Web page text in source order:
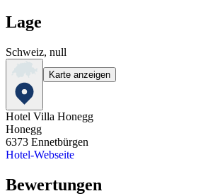
Lage
Schweiz, null
Karte anzeigen
Hotel Villa Honegg
Honegg
6373 Ennetbürgen
Hotel-Webseite
Bewertungen